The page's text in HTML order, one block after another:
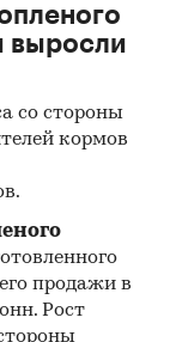
выросли
со стороны
кормов
продажи в
Рост